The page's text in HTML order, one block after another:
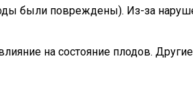
были повреждены). Из-за
на состояние плодов.